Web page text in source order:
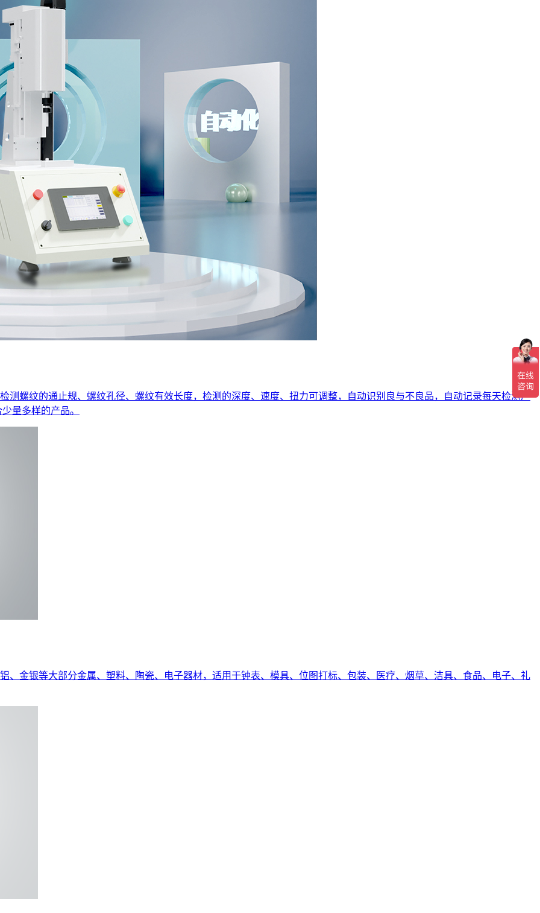
测螺纹的通止规、螺纹孔径、螺纹有效长度，检测的深度、速度、扭力可调整，自动识别良与不良品，自动记录每天检测产
量多样的产品。
、金银等大部分金属、塑料、陶瓷、电子器材，适用于钟表、模具、位图打标、包装、医疗、烟草、洁具、食品、电子、礼